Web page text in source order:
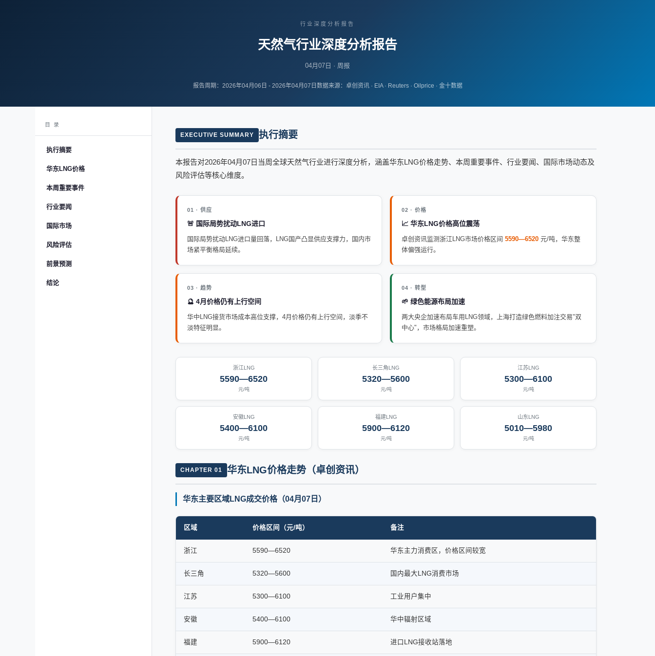
行业深度分析报告
天然气行业深度分析报告
04月07日 · 周报
报告周期：2026年04月06日 - 2026年04月07日 数据来源：卓创资讯 · EIA · Reuters · Oilprice · 金十数据
目 录
执行摘要
华东LNG价格
本周重要事件
行业要闻
国际市场
风险评估
前景预测
结论
EXECUTIVE SUMMARY 执行摘要
本报告对2026年04月07日当周全球天然气行业进行深度分析，涵盖华东LNG价格走势、本周重要事件、行业要闻、国际市场动态及
风险评估等核心维度。
01 · 供应
🚨 国际局势扰动LNG进口
国际局势扰动LNG进口量回落，LNG国产凸显供应支撑力，国内市
场紧平衡格局延续。
02 · 价格
📈 华东LNG价格高位震荡
卓创资讯监测浙江LNG市场价格区间 5590—6520 元/吨，华东整
体偏强运行。
03 · 趋势
🔮 4月价格仍有上行空间
华中LNG接货市场成本高位支撑，4月价格仍有上行空间，淡季不
淡特征明显。
04 · 转型
🌱 绿色能源布局加速
两大央企加速布局车用LNG领域，上海打造绿色燃料加注交易"双
中心"，市场格局加速重塑。
浙江LNG
5590—6520
元/吨
长三角LNG
5320—5600
元/吨
江苏LNG
5300—6100
元/吨
安徽LNG
5400—6100
元/吨
福建LNG
5900—6120
元/吨
山东LNG
5010—5980
元/吨
CHAPTER 01 华东LNG价格走势（卓创资讯）
华东主要区域LNG成交价格（04月07日）
区域 价格区间（元/吨） 备注
浙江 5590—6520 华东主力消费区，价格区间较宽
长三角 5320—5600 国内最大LNG消费市场
江苏 5300—6100 工业用户集中
安徽 5400—6100 华中辐射区域
福建 5900—6120 进口LNG接收站落地